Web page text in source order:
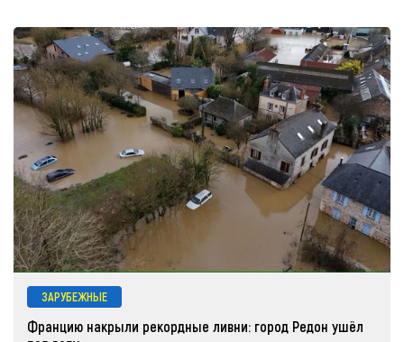
ЗАРУБЕЖНЫЕ
Францию накрыли рекордные ливни: город Редон ушёл